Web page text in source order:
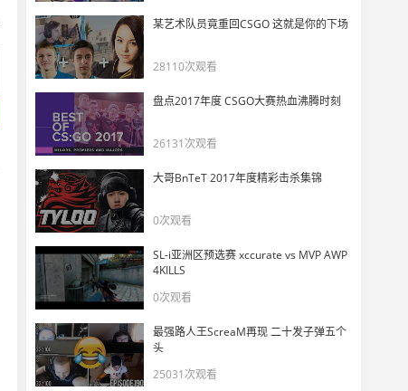
11448
EMP战队投掷物教学：Cache 中路烟
12628
EMP战队投掷物教学：Cbble B点火
EMP战队教学：Nuke B区烟雾弹
EMP战队投掷物教学：MIRAGE·A点烟3
EMP战队投掷物教学：Cbble B区烟3
某艺术队员竟重回CSGO 这就是你的下场
28110次观看
盘点2017年度 CSGO大赛热血沸腾时刻
26131次观看
大哥BnTeT 2017年度精彩击杀集锦
0次观看
SL-i亚洲区预选赛 xccurate vs MVP AWP
4KILLS
0次观看
最强路人王ScreaM再现 二十发子弹五个
头
25031次观看